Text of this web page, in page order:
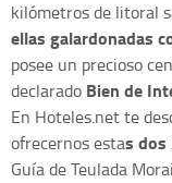
kilómetros de litoral
ellas galardonadas
posee un precioso
declarado Bien de
En Hoteles.net te
ofrecernos estas dos
Guía de Teulada